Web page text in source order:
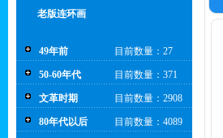
老版连环画
49年前 目前数量：27
50-60年代 目前数量：371
文革时期 目前数量：2908
80年代以后 目前数量：4089